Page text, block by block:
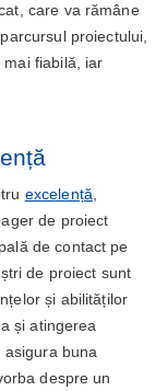
care va rămâne
proiectului,
fiabilă, iar
excelență
de proiect
de contact pe
de proiect sunt
și abilităților
și atingerea
buna
despre un